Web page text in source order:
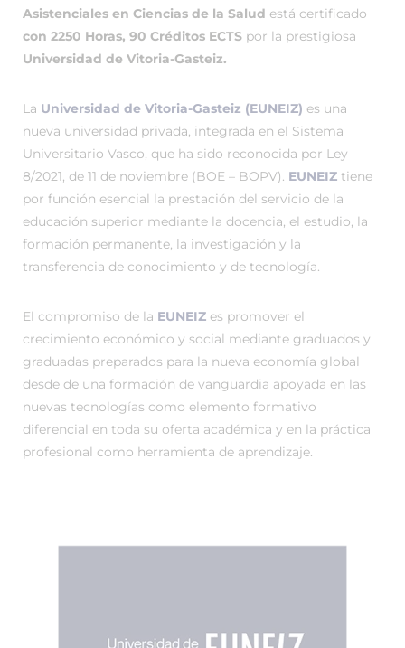
Asistenciales en Ciencias de la Salud está certificado
con 2250 Horas, 90 Créditos ECTS por la prestigiosa
Universidad de Vitoria-Gasteiz.
La Universidad de Vitoria-Gasteiz (EUNEIZ) es una
nueva universidad privada, integrada en el Sistema
Universitario Vasco, que ha sido reconocida por Ley
8/2021, de 11 de noviembre (BOE – BOPV). EUNEIZ tiene
por función esencial la prestación del servicio de la
educación superior mediante la docencia, el estudio, la
formación permanente, la investigación y la
transferencia de conocimiento y de tecnología.
El compromiso de la EUNEIZ es promover el
crecimiento económico y social mediante graduados y
graduadas preparados para la nueva economía global
desde de una formación de vanguardia apoyada en las
nuevas tecnologías como elemento formativo
diferencial en toda su oferta académica y en la práctica
profesional como herramienta de aprendizaje.